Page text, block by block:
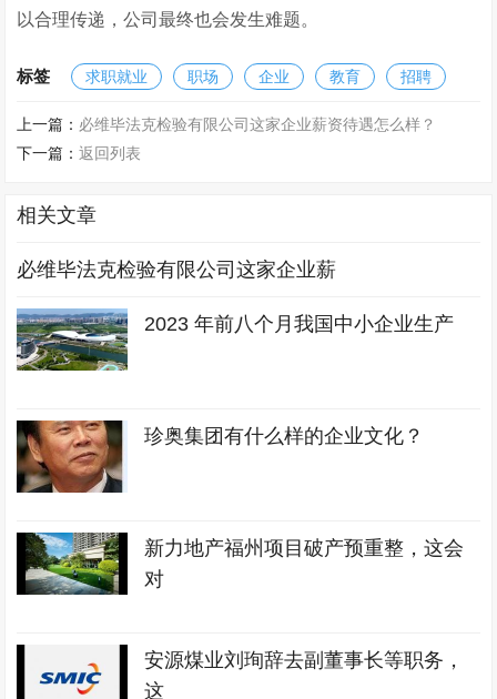
以合理传递，公司最终也会发生难题。
标签 求职就业 职场 企业 教育 招聘
上一篇： 必维毕法克检验有限公司这家企业薪资待遇怎么样？
下一篇：返回列表
相关文章
必维毕法克检验有限公司这家企业薪
2023 年前八个月我国中小企业生产
珍奥集团有什么样的企业文化？
新力地产福州项目破产预重整，这会
对
安源煤业刘珣辞去副董事长等职务，
这